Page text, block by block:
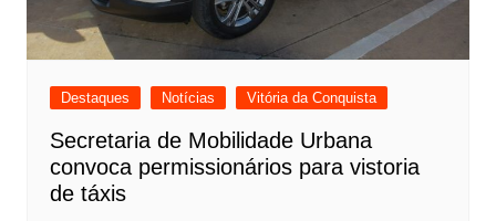
Destaques Notícias Vitória da Conquista
Secretaria de Mobilidade Urbana
convoca permissionários para vistoria
de táxis